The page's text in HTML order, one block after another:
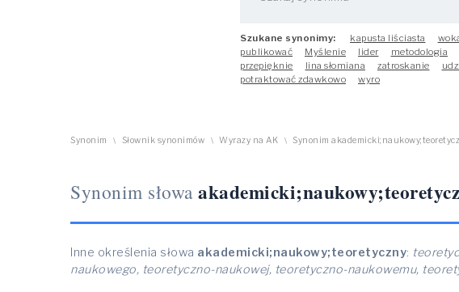
Szukane synonimy: kapusta liściasta
publikować
Myślenie lider metodologia
przepięknie
lina słomiana zatroskanie
potraktować zdawkowo
wyro
Synonim \ Słownik synonimów \ Wyrazy na AK \ Synonim
Synonim słowa
Inne określenia słowa akademicki;naukowy;teoretyczny:
naukowego, teoretyczno-naukowej, teoretyczno-naukowemu,